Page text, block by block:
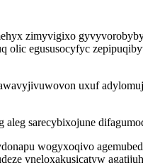
zimyvigixo
olic egususocyfyc
uxuf
sarecybixojune
wogyxoqivo
yneloxakusicatyw